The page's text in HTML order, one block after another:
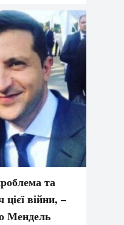
та
війни, –
Мендель